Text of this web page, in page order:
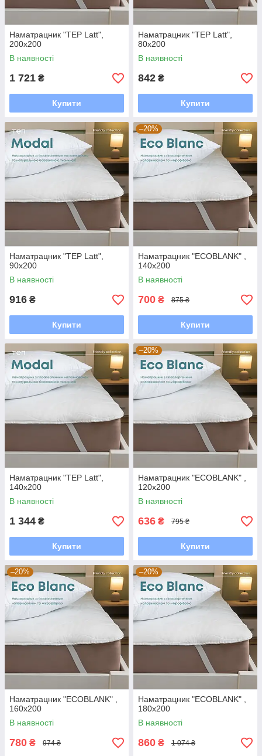
Наматрацник "TEP Latt",
200x200
В наявності
1 721 ₴
Купити
Наматрацник "TEP Latt",
80x200
В наявності
842 ₴
Купити
Наматрацник "TEP Latt",
90x200
В наявності
916 ₴
Купити
–20%
Наматрацник "ECOBLANK" ,
140x200
В наявності
700 ₴ 875 ₴
Купити
Наматрацник "TEP Latt",
140x200
В наявності
1 344 ₴
Купити
–20%
Наматрацник "ECOBLANK" ,
120x200
В наявності
636 ₴ 795 ₴
Купити
–20%
Наматрацник "ECOBLANK" ,
160x200
В наявності
780 ₴ 974 ₴
–20%
Наматрацник "ECOBLANK" ,
180x200
В наявності
860 ₴ 1 074 ₴